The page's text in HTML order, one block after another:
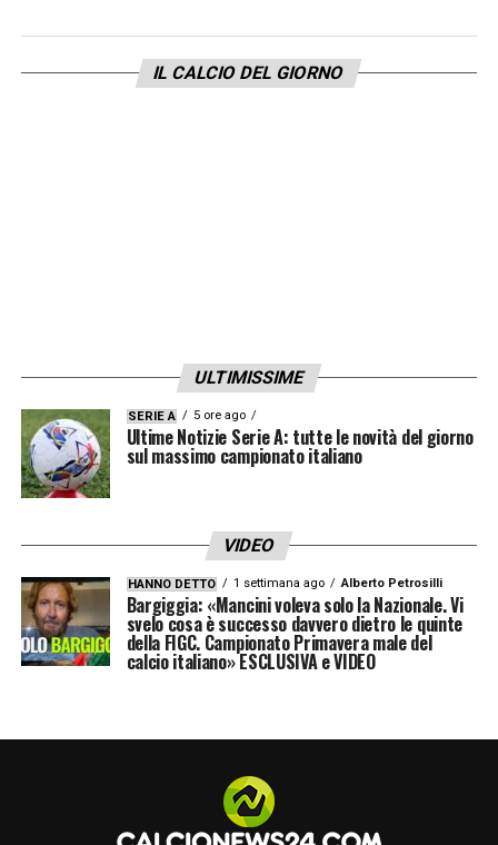
Gasperini, che predilige giocatori tecnici e
capaci di creare superiorità numerica.
regalare a Gasperini il suo “piccolo diavolo”.
LA PLAYLIST DELLE NOSTRE TOP NEWS
IL CALCIO DEL GIORNO
ULTIMISSIME
SERIE A 5 ore ago
Ultime Notizie Serie A: tutte le novità del giorno
sul massimo campionato italiano
VIDEO
HANNO DETTO 1 settimana ago Alberto Petrosilli
Bargiggia: «Mancini voleva solo la Nazionale. Vi
svelo cosa è successo davvero dietro le quinte
della FIGC. Campionato Primavera male del
calcio italiano» ESCLUSIVA e VIDEO